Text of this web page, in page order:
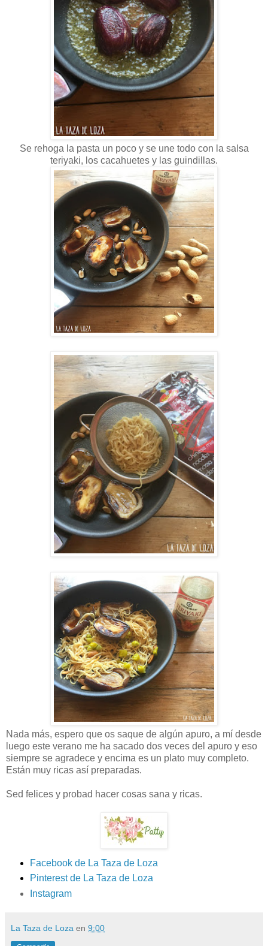
Se rehoga la pasta un poco y se une todo con la salsa
teriyaki, los cacahuetes y las guindillas.
Nada más, espero que os saque de algún apuro, a mí desde
luego este verano me ha sacado dos veces del apuro y eso
siempre se agradece y encima es un plato muy completo.
Están muy ricas así preparadas.
Sed felices y probad hacer cosas sana y ricas.
Facebook de La Taza de Loza
Pinterest de La Taza de Loza
Instagram
La Taza de Loza en 9:00